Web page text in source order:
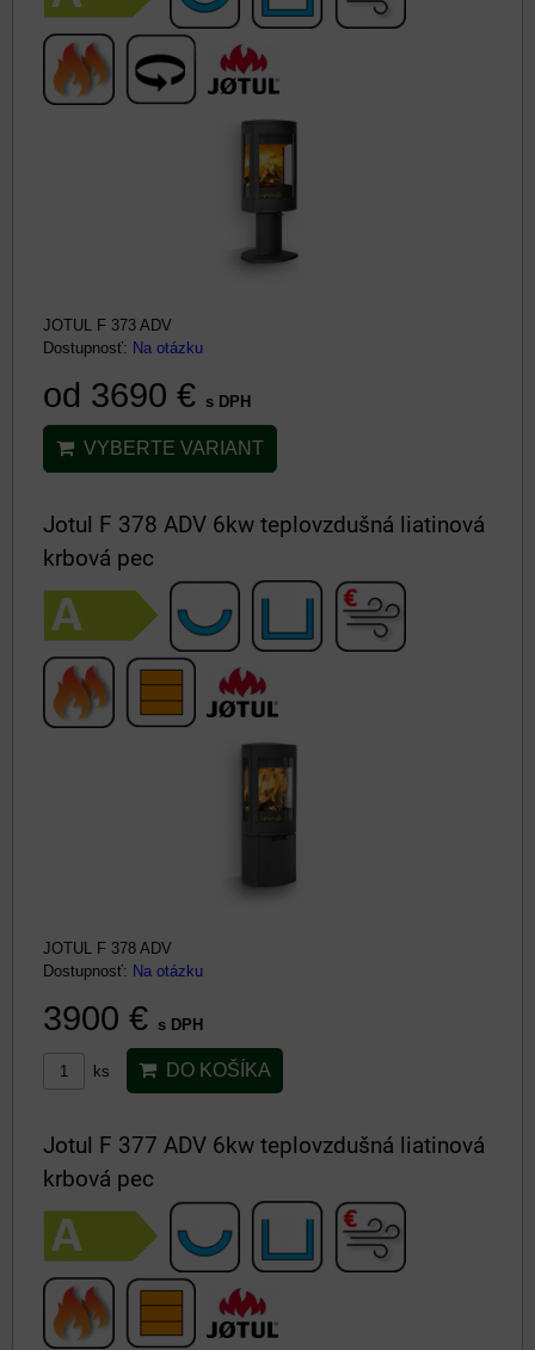
JOTUL F 373 ADV
Dostupnosť: Na otázku
od 3690 € s DPH
VYBERTE VARIANT
Jotul F 378 ADV 6kw teplovzdušná liatinová
krbová pec
JOTUL F 378 ADV
Dostupnosť: Na otázku
3900 € s DPH
ks DO KOŠÍKA
Jotul F 377 ADV 6kw teplovzdušná liatinová
krbová pec